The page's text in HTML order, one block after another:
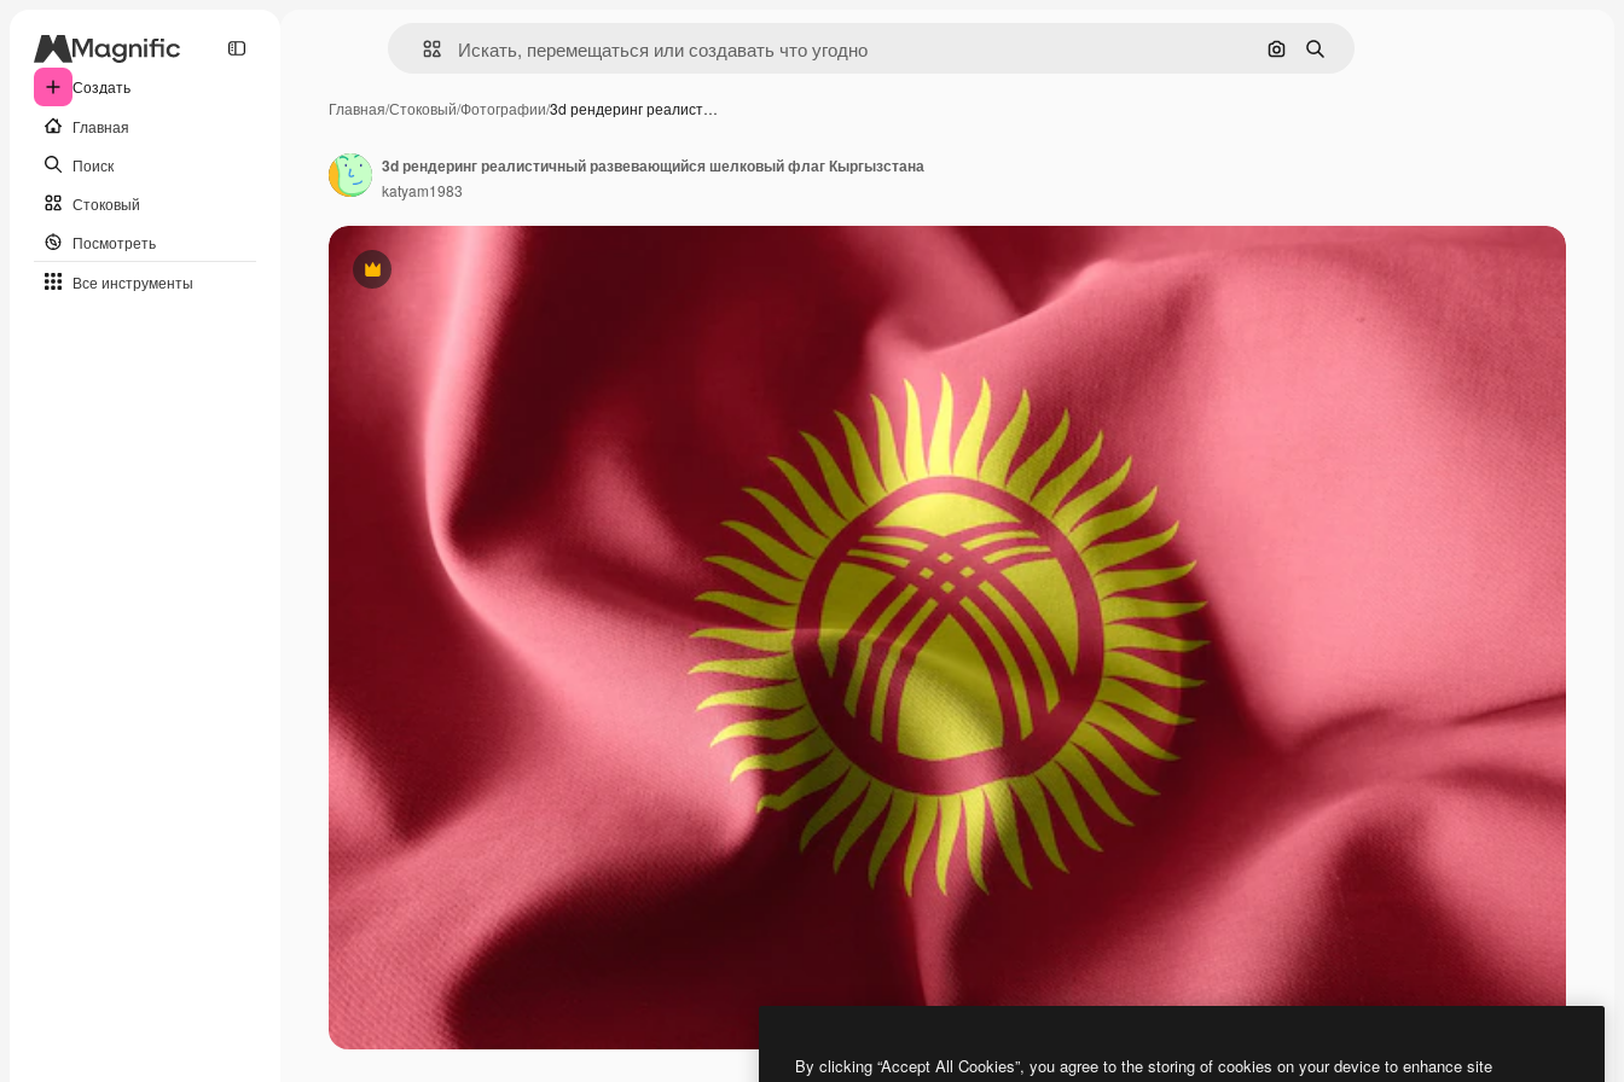
Создать
Главная
Поиск
Стоковый
Посмотреть
Все инструменты
Поиск по изображению
Поиск
Главная/Стоковый/Фотографии/3d рендеринг реалист…
Премиум
3d рендеринг реалистичный развевающийся шелковый флаг Кыргызстана
katyam1983
By clicking “Accept All Cookies”, you agree to the storing of cookies on your device to enhance site